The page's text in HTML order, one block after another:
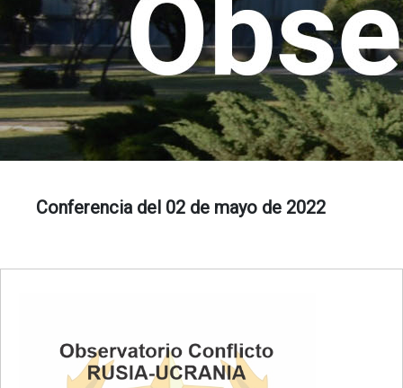
Conferencia del 02 de mayo de 2022